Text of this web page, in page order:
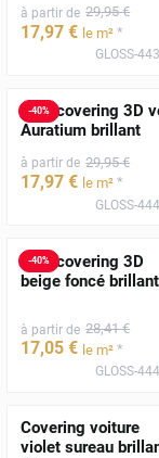
à partir de 29,95 €
17,97 € le m² *
GLOSS-
-40%
Film covering 3D
Auratium brillant
à partir de 29,95 €
17,97 € le m² *
GLOSS-
-40%
Film covering 3D
beige foncé brillant
à partir de 28,41 €
17,05 € le m² *
GLOSS-
Covering voiture
violet sureau